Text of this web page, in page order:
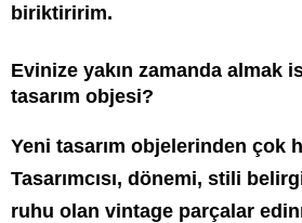
biriktiririm.
Evinize yakın zamanda almak
tasarım objesi?
Yeni tasarım objelerinden çok
Tasarımcısı, dönemi, stili
ruhu olan vintage parçalar